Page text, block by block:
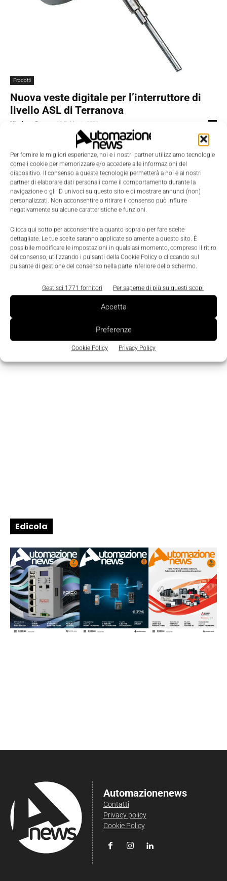
Per fornire le migliori esperienze, noi e i nostri partner utilizziamo tecnologie
come i cookie per memorizzare e/o accedere alle informazioni del
dispositivo. Il consenso a queste tecnologie permetterà a noi e ai nostri
partner di elaborare dati personali come il comportamento durante la
navigazione o gli ID univoci su questo sito e di mostrare annunci (non)
personalizzati. Non acconsentire o ritirare il consenso può influire
negativamente su alcune caratteristiche e funzioni.
Clicca qui sotto per acconsentire a quanto sopra o per fare scelte
dettagliate. Le tue scelte saranno applicate solamente a questo sito. È
possibile modificare le impostazioni in qualsiasi momento, compreso il ritiro
del consenso, utilizzando i pulsanti della Cookie Policy o cliccando sul
pulsante di gestione del consenso nella parte inferiore dello schermo.
Gestisci 1771 fornitori Per saperne di più su questi scopi
Accetta
Preferenze
Cookie Policy Privacy Policy
Prodotti
Nuova veste digitale per l’interruttore di
livello ASL di Terranova
Nicoletta Buora 18 Febbraio 2021 0
CleverLevel, interruttore di livello con IO-
Link e omologazione Atex
Nicoletta Buora - 12 Dicembre 2017 0
Edicola
Automazionenews
Contatti
Privacy policy
Cookie Policy